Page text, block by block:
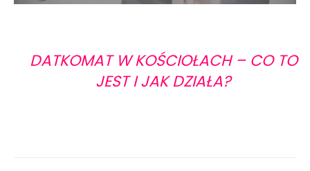
DATKOMAT W KOŚCIOŁACH – CO TO
JEST I JAK DZIAŁA?